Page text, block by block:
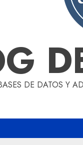
DE DATOS Y